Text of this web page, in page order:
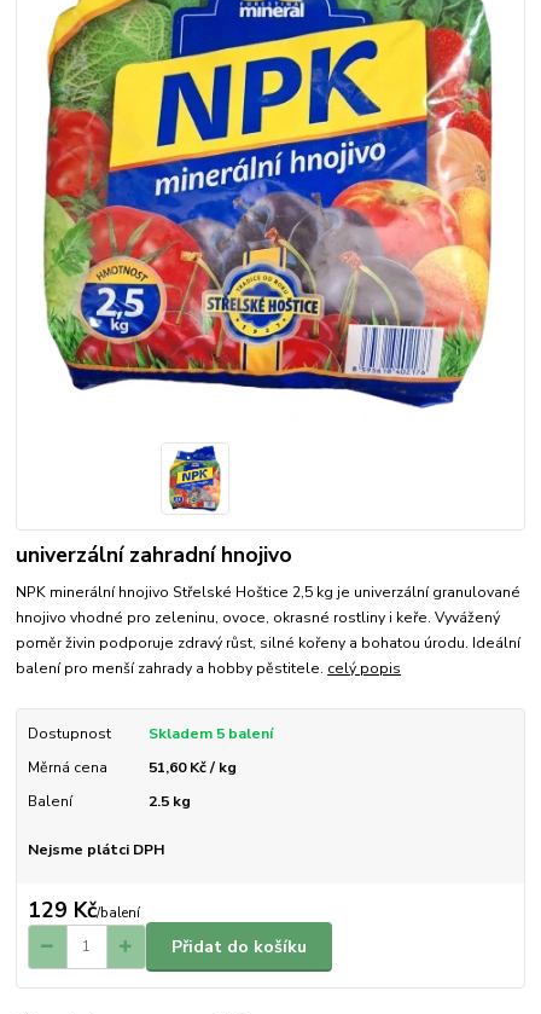
univerzální zahradní hnojivo
NPK minerální hnojivo Střelské Hoštice 2,5 kg je univerzální granulované
hnojivo vhodné pro zeleninu, ovoce, okrasné rostliny i keře. Vyvážený
poměr živin podporuje zdravý růst, silné kořeny a bohatou úrodu. Ideální
balení pro menší zahrady a hobby pěstitele. celý popis
Dostupnost
Skladem 5 balení
Měrná cena
51,60 Kč / kg
Balení
2.5 kg
Nejsme plátci DPH
129 Kč/balení
Přidat do košíku